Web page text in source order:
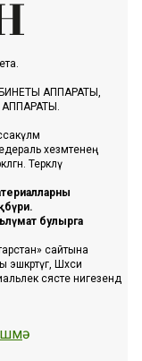
АППАРАТЫ,
хезмәтенең
Теркәлү
булырга
сайтына
эшкәртүгә, Шәхси
сәясәте нигезендә